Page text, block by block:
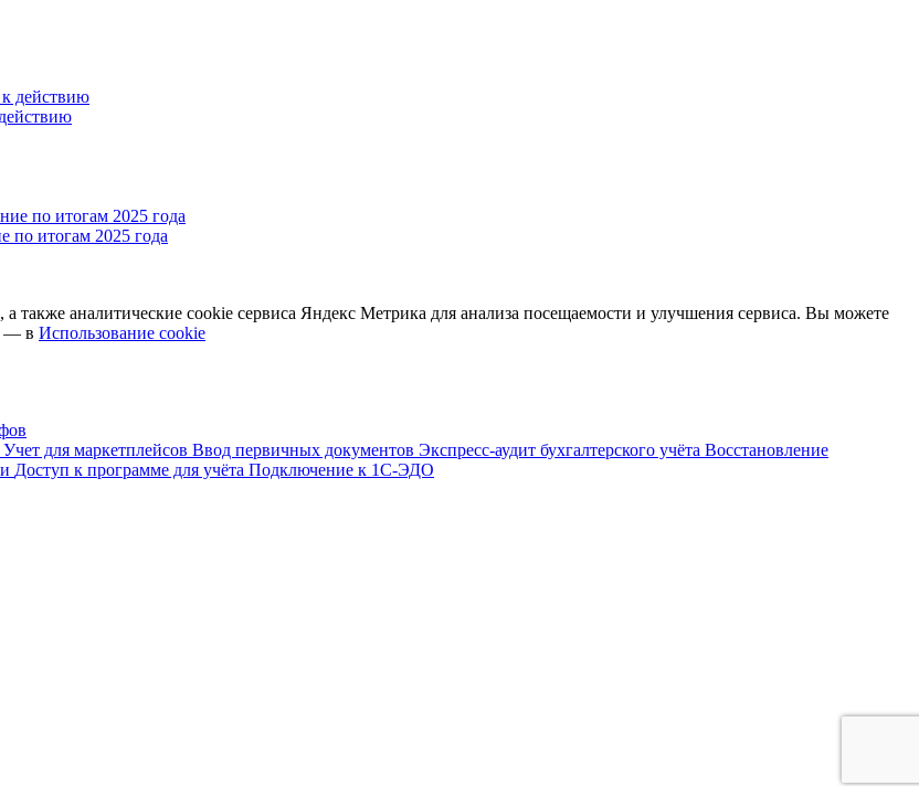
по итогам 2025 года
а также аналитические cookie сервиса Яндекс Метрика для анализа посещаемости и улучшения сервиса. Вы можете
— в Использование cookie
Учет для маркетплейсов Ввод первичных документов Экспресс-аудит бухгалтерского учёта Восстановление
Доступ к программе для учёта Подключение к 1С-ЭДО